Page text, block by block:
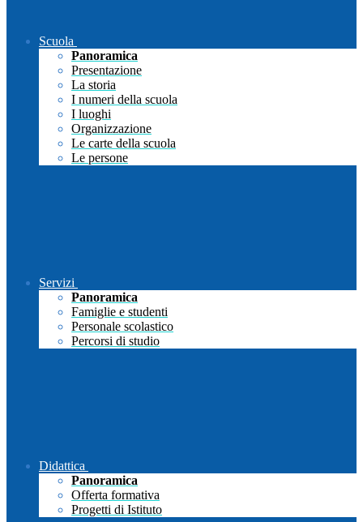
Scuola
Panoramica
Presentazione
La storia
I numeri della scuola
I luoghi
Organizzazione
Le carte della scuola
Le persone
Servizi
Panoramica
Famiglie e studenti
Personale scolastico
Percorsi di studio
Didattica
Panoramica
Offerta formativa
Progetti di Istituto